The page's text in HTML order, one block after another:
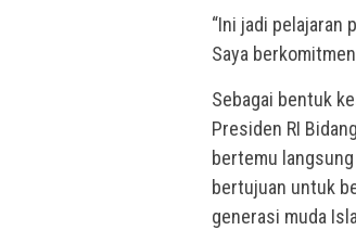
“Ini jadi pelajaran
Saya
Sebagai bentuk
Presiden RI
bertemu
bertujuan untuk
generasi muda